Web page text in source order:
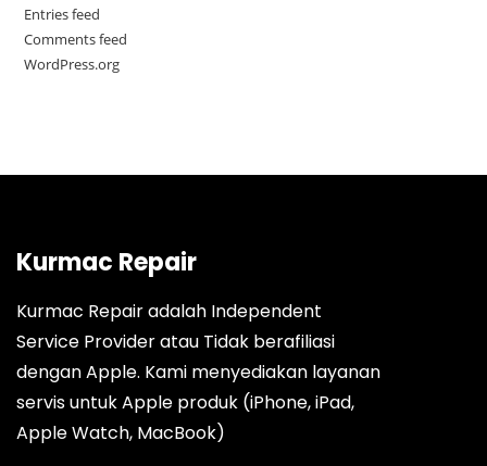
Entries feed
Comments feed
WordPress.org
Kurmac Repair
Kurmac Repair adalah Independent
Service Provider atau Tidak berafiliasi
dengan Apple. Kami menyediakan layanan
servis untuk Apple produk (iPhone, iPad,
Apple Watch, MacBook)